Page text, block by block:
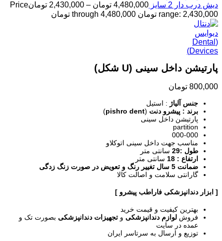
دیش درب دار 2 سایز 4,480,000 تومان –
2,430,000 تومانPrice
range: 2,430,000 تومان through 4,480,000 تومان
پارتیشن داخل سینی (U شکل)
800,000 تومان
جنس آلیاژ : استیل
برند : پیشرو دنت (
pishro dent
)
پارتیشن داخل سینی
partition
000-000
مناسب جهت داخل سینی اتوکلاو
طول :29
سانتی متر
ارتفاع : 18
سانتی متر
ضمانت 5 سال تغییر رنگ و تعویض در صورت زنگ زدگی
گارانتی سلامت و اصالت کالا
[ ابزار دندانپزشکی فاراطب پیشرو ]
بهترین کیفیت و قیمت خرید
فروش لوازم دندانپزشکی و تجهیزات دندانپزشکی بصورت تک و
عمده در سایت
توزیع و ارسال به سرتاسر ایران